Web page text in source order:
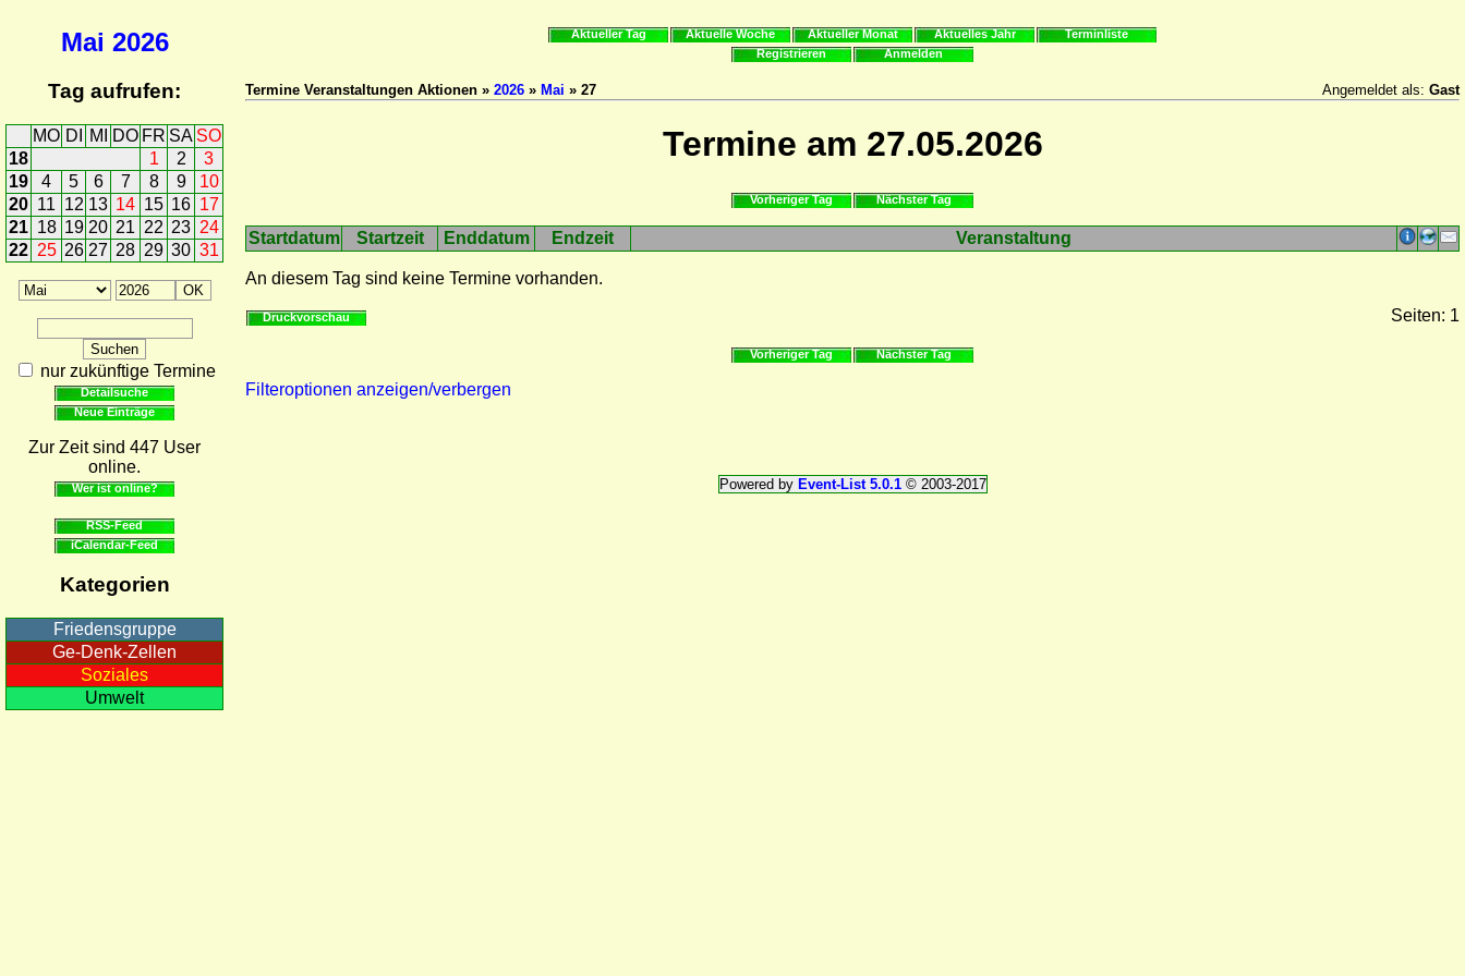
Mai 2026
Tag aufrufen:
MO DI MI DO FR SA SO
18
1 2
3
19
4 5 6 7 8 9
10
20 11 12 13 14 15 16 17
21 18 19 20 21 22 23 24
22 25 26 27 28 29 30 31
nur zukünftige Termine
Detailsuche
Neue Einträge
Zur Zeit sind 447 User
online.
Wer ist online?
RSS-Feed
iCalendar-Feed
Kategorien
Friedensgruppe
Ge-Denk-Zellen
Soziales
Umwelt
Aktueller Tag Aktuelle Woche Aktueller Monat Aktuelles Jahr
Terminliste
Registrieren
Anmelden
Termine Veranstaltungen Aktionen » 2026 » Mai » 27 Angemeldet als: Gast
Termine am 27.05.2026
Vorheriger Tag Nächster Tag
Startdatum Startzeit Enddatum Endzeit Veranstaltung
An diesem Tag sind keine Termine vorhanden.
Druckvorschau Seiten: 1
Vorheriger Tag Nächster Tag
Filteroptionen anzeigen/verbergen
Powered by Event-List 5.0.1© 2003-2017